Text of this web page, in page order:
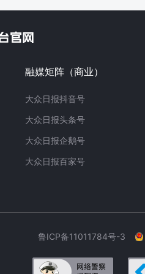
融媒矩阵（商业）
大众日报抖音号
大众日报头条号
大众日报企鹅号
大众日报百家号
鲁ICP备11011784号-3